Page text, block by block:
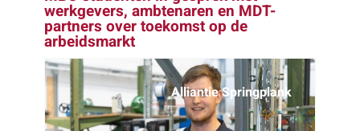
werkgevers, ambtenaren en MDT-
partners over toekomst op de
arbeidsmarkt
Alliantie Springplank